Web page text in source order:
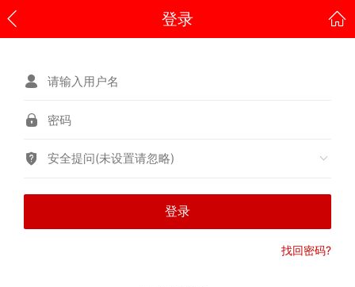
登录
安全提问(未设置请忽略)
登录
找回密码?